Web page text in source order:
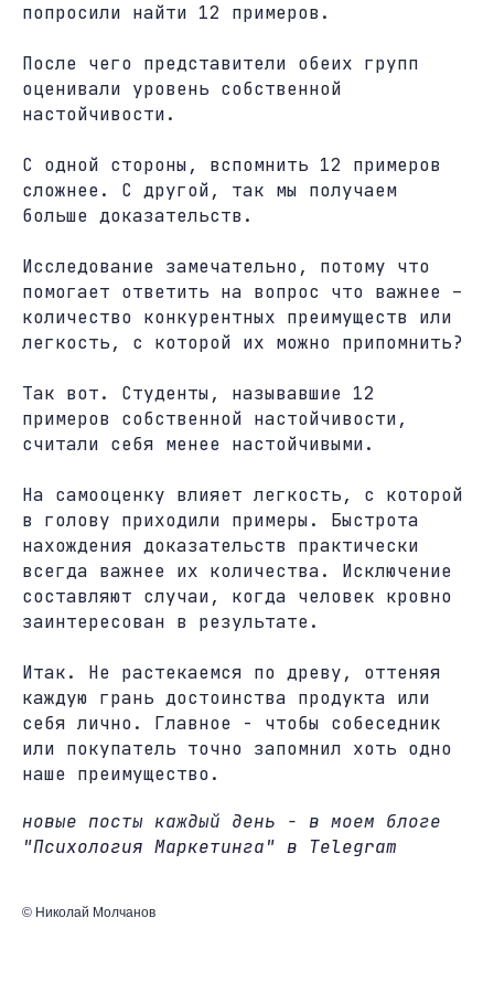
попросили найти 12 примеров.
После чего представители обеих групп
оценивали уровень собственной
настойчивости.
С одной стороны, вспомнить 12 примеров
сложнее. С другой, так мы получаем
больше доказательств.
Исследование замечательно, потому что
помогает ответить на вопрос что важнее –
количество конкурентных преимуществ или
легкость, с которой их можно припомнить?
Так вот. Студенты, называвшие 12
примеров собственной настойчивости,
считали себя менее настойчивыми.
На самооценку влияет легкость, с которой
в голову приходили примеры. Быстрота
нахождения доказательств практически
всегда важнее их количества. Исключение
составляют случаи, когда человек кровно
заинтересован в результате.
Итак. Не растекаемся по древу, оттеняя
каждую грань достоинства продукта или
себя лично. Главное - чтобы собеседник
или покупатель точно запомнил хоть одно
наше преимущество.
новые посты каждый день - в моем блоге
"Психология Маркетинга" в Telegram
© Николай Молчанов